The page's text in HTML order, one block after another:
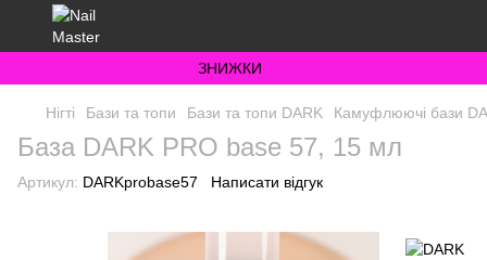
ЗНИЖКИ
Нігті Бази та топи Бази та топи DARK Камуфлюючі бази
База DARK PRO base 57, 15 мл
Артикул: DARKprobase57 Написати відгук